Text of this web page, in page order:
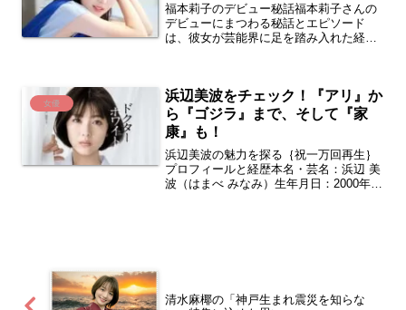
福本莉子のデビュー秘話福本莉子さんの
デビューにまつわる秘話とエピソード
は、彼女が芸能界に足を踏み入れた経緯
ィション」でグランプ...
女優
浜辺美波をチェック！『アリ』か
ら『ゴジラ』まで、そして『家
康』も！
浜辺美波の魅力を探る｛祝一万回再生｝
プロフィールと経歴本名・芸名：浜辺 美
波（はまべ みなみ）生年月日：2000年8
清水麻椰の「神戸生まれ震災を知らな